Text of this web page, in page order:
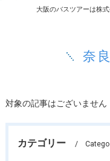
大阪のバスツアーは株
奈
対象の記事はございません
カテゴリー